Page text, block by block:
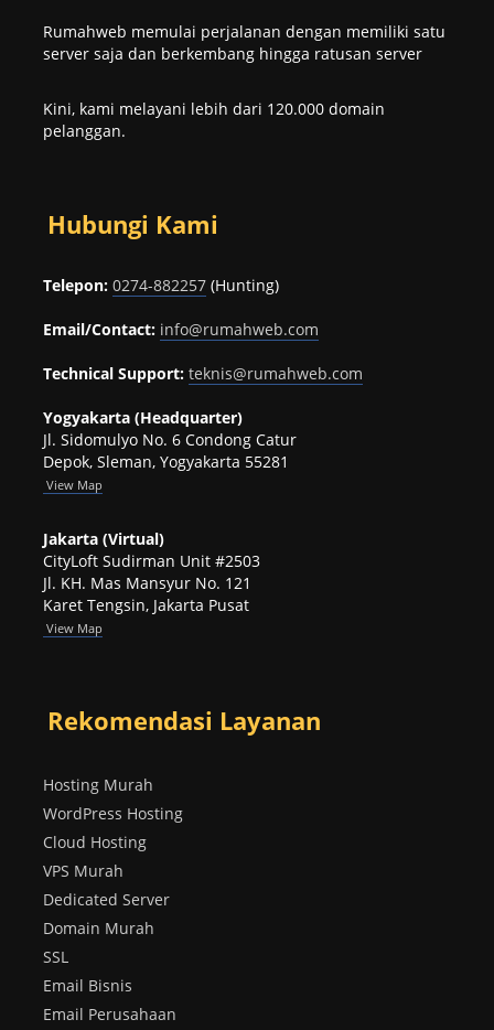
Rumahweb memulai perjalanan dengan memiliki satu
server saja dan berkembang hingga ratusan server
Kini, kami melayani lebih dari 120.000 domain
pelanggan.
Hubungi Kami
Telepon: 0274-882257 (Hunting)
Email/Contact: info@rumahweb.com
Technical Support: teknis@rumahweb.com
Yogyakarta (Headquarter)
Jl. Sidomulyo No. 6 Condong Catur
Depok, Sleman, Yogyakarta 55281
View Map
Jakarta (Virtual)
CityLoft Sudirman Unit #2503
Jl. KH. Mas Mansyur No. 121
Karet Tengsin, Jakarta Pusat
View Map
Rekomendasi Layanan
Hosting Murah
WordPress Hosting
Cloud Hosting
VPS Murah
Dedicated Server
Domain Murah
SSL
Email Bisnis
Email Perusahaan